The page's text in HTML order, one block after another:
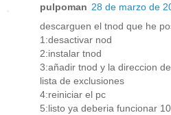
pulpoman 28 de marzo de
descarguen el tnod que he
1:desactivar nod
2:instalar tnod
3:añadir tnod y la direccion
lista de exclusiones
4:reiniciar el pc
5:listo ya deberia funcionar